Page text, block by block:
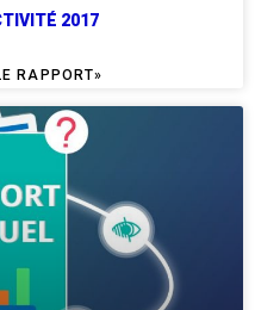
2017
RAPPORT»